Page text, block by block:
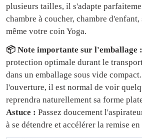
plusieurs tailles, il s'adapte
chambre à coucher, chambre
même votre coin Yoga.
📦 Note importante sur l'emballage :
protection optimale durant le
dans un emballage sous vide compact.
l'ouverture, il est normal de voir
reprendra naturellement sa forme
Astuce : Passez doucement
à se détendre et accélérer la remise